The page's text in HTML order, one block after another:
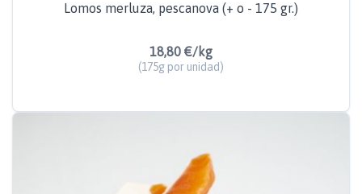
Lomos merluza, pescanova (+ o - 175 gr.)
18,80 €/kg
(175g por unidad)